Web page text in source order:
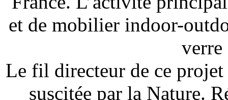
et de mobilier indoor-
verre
Le fil directeur de ce
suscitée par la Nature.